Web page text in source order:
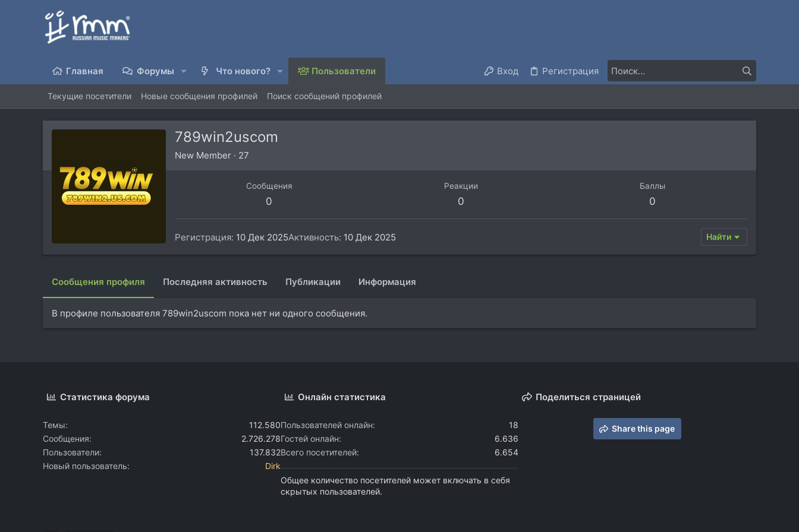
Главная Форумы Что нового? Пользователи Вход Регистрация
Текущие посетители Новые сообщения профилей Поиск сообщений профилей
789win2uscom
New Member · 27
Сообщения
0
Реакции
0
Баллы
0
Регистрация 10 Дек 2025Активность 10 Дек 2025 Найти
Сообщения профиля Последняя активность Публикации Информация
В профиле пользователя 789win2uscom пока нет ни одного сообщения.
Статистика форума
Темы
112.580
Сообщения
2.726.278
Пользователи
137.832
Новый пользователь
Dirk
Онлайн статистика
Пользователей онлайн
18
Гостей онлайн
6.636
Всего посетителей
6.654
Общее количество посетителей может включать в себя
скрытых пользователей.
Поделиться страницей
Share this page